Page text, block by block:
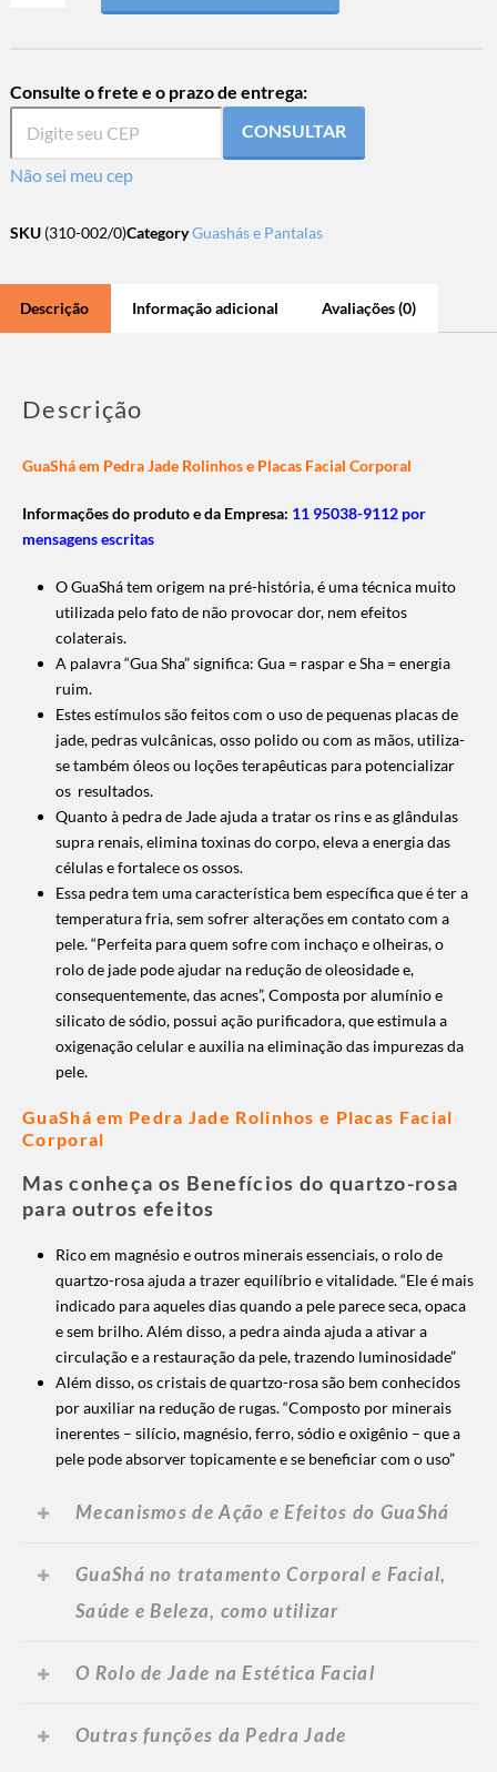
Consulte o frete e o prazo de entrega:
CONSULTAR
Não sei meu cep
SKU (310-002/0)CategoryGuashás e Pantalas
Descrição Informação adicional Avaliações (0)
Descrição
GuaShá em Pedra Jade Rolinhos e Placas Facial Corporal
Informações do produto e da Empresa: 11 95038-9112 por
mensagens escritas
O GuaShá tem origem na pré-história, é uma técnica muito
utilizada pelo fato de não provocar dor, nem efeitos
colaterais.
A palavra “Gua Sha” significa: Gua = raspar e Sha = energia
ruim.
Estes estímulos são feitos com o uso de pequenas placas de
jade, pedras vulcânicas, osso polido ou com as mãos, utiliza-
se também óleos ou loções terapêuticas para potencializar
os resultados.
Quanto à pedra de Jade ajuda a tratar os rins e as glândulas
supra renais, elimina toxinas do corpo, eleva a energia das
células e fortalece os ossos.
Essa pedra tem uma característica bem específica que é ter a
temperatura fria, sem sofrer alterações em contato com a
pele. “Perfeita para quem sofre com inchaço e olheiras, o
rolo de jade pode ajudar na redução de oleosidade e,
consequentemente, das acnes”, Composta por alumínio e
silicato de sódio, possui ação purificadora, que estimula a
oxigenação celular e auxilia na eliminação das impurezas da
pele.
GuaShá em Pedra Jade Rolinhos e Placas Facial
Corporal
Mas conheça os Benefícios do quartzo-rosa
para outros efeitos
Rico em magnésio e outros minerais essenciais, o rolo de
quartzo-rosa ajuda a trazer equilíbrio e vitalidade. “Ele é mais
indicado para aqueles dias quando a pele parece seca, opaca
e sem brilho. Além disso, a pedra ainda ajuda a ativar a
circulação e a restauração da pele, trazendo luminosidade”
Além disso, os cristais de quartzo-rosa são bem conhecidos
por auxiliar na redução de rugas. “Composto por minerais
inerentes – silício, magnésio, ferro, sódio e oxigênio – que a
pele pode absorver topicamente e se beneficiar com o uso”
Mecanismos de Ação e Efeitos do GuaShá
GuaShá no tratamento Corporal e Facial,
Saúde e Beleza, como utilizar
O Rolo de Jade na Estética Facial
Outras funções da Pedra Jade